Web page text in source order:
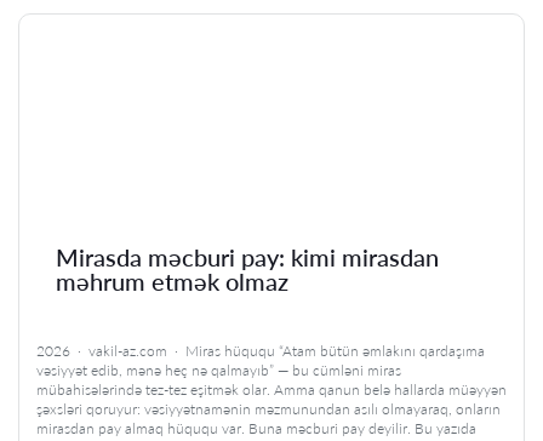
Mirasda məcburi pay: kimi mirasdan
məhrum etmək olmaz
2026 · vakil-az.com · Miras hüququ “Atam bütün əmlakını qardaşıma
vəsiyyət edib, mənə heç nə qalmayıb” — bu cümləni miras
mübahisələrində tez-tez eşitmək olar. Amma qanun belə hallarda müəyyən
şəxsləri qoruyur: vəsiyyətnamənin məzmunundan asılı olmayaraq, onların
mirasdan pay almaq hüququ var. Buna məcburi pay deyilir. Bu yazıda